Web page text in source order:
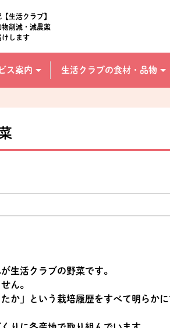
生活クラブ】
物削減・減農薬
けします
ス案内 生活クラブの食材・品物
生活クラブの野菜です。
ん。
か」という栽培履歴をすべて明らか